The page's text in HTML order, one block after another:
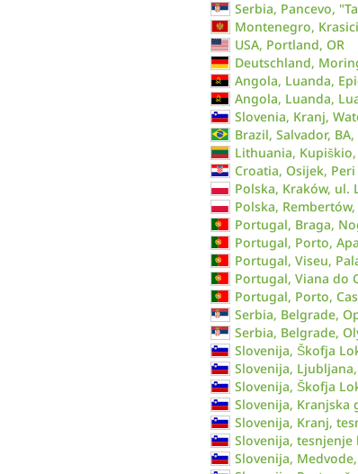
Serbia, Pancevo,
Montenegro,
USA, Portland, OR
Deutschland,
Angola, Luanda,
Angola, Luanda,
Slovenia, Kranj,
Brazil, Salvador,
Lithuania,
Croatia, Osijek,
Polska, Kraków, ul.
Polska,
Portugal, Braga,
Portugal, Porto,
Portugal, Viseu,
Portugal, Viana do
Portugal, Porto,
Serbia, Belgrade,
Serbia, Belgrade,
Slovenija, Škofja
Slovenija,
Slovenija, Škofja
Slovenija,
Slovenija, Kranj,
Slovenija,
Slovenija,